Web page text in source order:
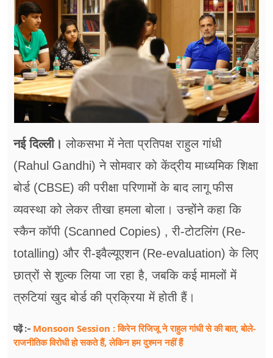
जॉब्स
शिक्षा
अन्य खबरें
नई दिल्ली। लोकसभा में नेता प्रतिपक्ष राहुल गांधी
(Rahul Gandhi) ने सोमवार को केंद्रीय माध्यमिक शिक्षा
बोर्ड (CBSE) की परीक्षा परिणामों के बाद लागू फीस
व्यवस्था को लेकर तीखा हमला बोला। उन्होंने कहा कि
स्कैन कॉपी (Scanned Copies) , री-टोटलिंग (Re-
totalling) और री-इवैल्यूएशन (Re-evaluation) के लिए
छात्रों से शुल्क लिया जा रहा है, जबकि कई मामलों में
त्रुटियां खुद बोर्ड की प्रक्रिया में होती हैं।
पढ़ें :- Monsoon Session : किरेन रिजिजू ने राहुल गांधी से की बात, बोले-
राजनीतिक विरोधी हो सकते हैं, लेकिन हम दुश्मन नहीं हैं